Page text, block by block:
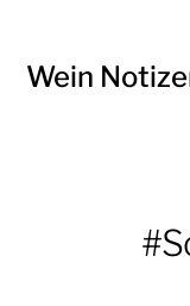
Wein